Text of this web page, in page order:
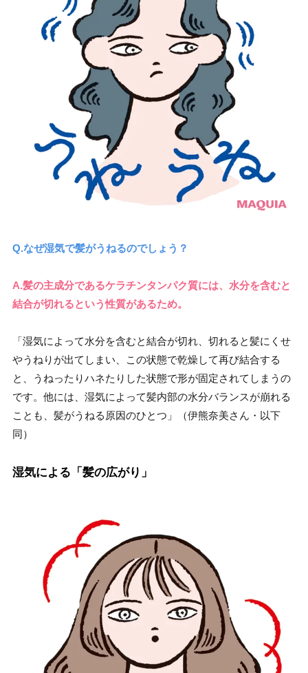
Q.なぜ湿気で髪がうねるのでしょう？
A.髪の主成分であるケラチンタンパク質には、水分を含むと
結合が切れるという性質があるため。
「湿気によって水分を含むと結合が切れ、切れると髪にくせ
やうねりが出てしまい、この状態で乾燥して再び結合する
と、うねったりハネたりした状態で形が固定されてしまうの
です。他には、湿気によって髪内部の水分バランスが崩れる
ことも、髪がうねる原因のひとつ」（伊熊奈美さん・以下
同）
湿気による「髪の広がり」